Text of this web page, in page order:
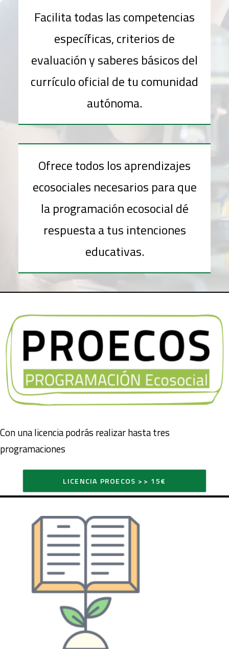
Facilita todas las competencias
específicas, criterios de
evaluación y saberes básicos del
currículo oficial de tu comunidad
autónoma.
Ofrece todos los aprendizajes
ecosociales necesarios para que
la programación ecosocial dé
respuesta a tus intenciones
educativas.
Con una licencia podrás realizar hasta tres
programaciones
LICENCIA PROECOS >> 15€